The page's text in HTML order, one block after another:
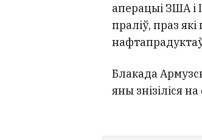
аперацыі ЗША і
праліў, праз
Блакада
яны знізіліся